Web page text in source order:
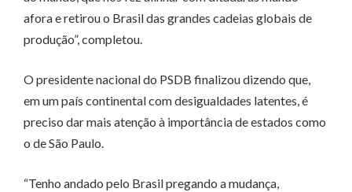
afora e retirou o Brasil das grandes cadeias globais de
produção”, completou.
O presidente nacional do PSDB finalizou dizendo que,
em um país continental com desigualdades latentes, é
preciso dar mais atenção à importância de estados como
o de São Paulo.
“Tenho andado pelo Brasil pregando a mudança,